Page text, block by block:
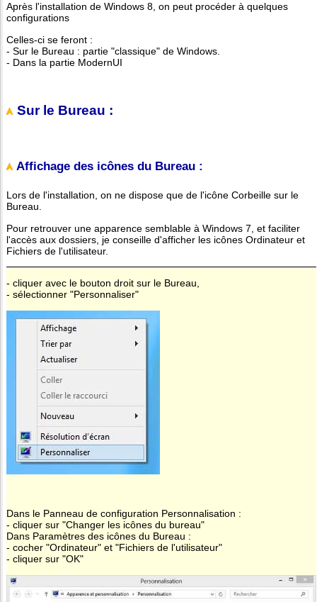
Après l'installation de Windows 8, on peut procéder à quelques
configurations
Celles-ci se feront :
- Sur le Bureau : partie "classique" de Windows.
- Dans la partie ModernUI
Sur le Bureau :
Affichage des icônes du Bureau :
Lors de l'installation, on ne dispose que de l'icône Corbeille sur le
Bureau.
Pour retrouver une apparence semblable à Windows 7, et faciliter
l'accès aux dossiers, je conseille d'afficher les icônes Ordinateur et
Fichiers de l'utilisateur.
- cliquer avec le bouton droit sur le Bureau,
- sélectionner "Personnaliser"
Dans le Panneau de configuration Personnalisation :
- cliquer sur "Changer les icônes du bureau"
Dans Paramètres des icônes du Bureau :
- cocher "Ordinateur" et "Fichiers de l'utilisateur"
- cliquer sur "OK"